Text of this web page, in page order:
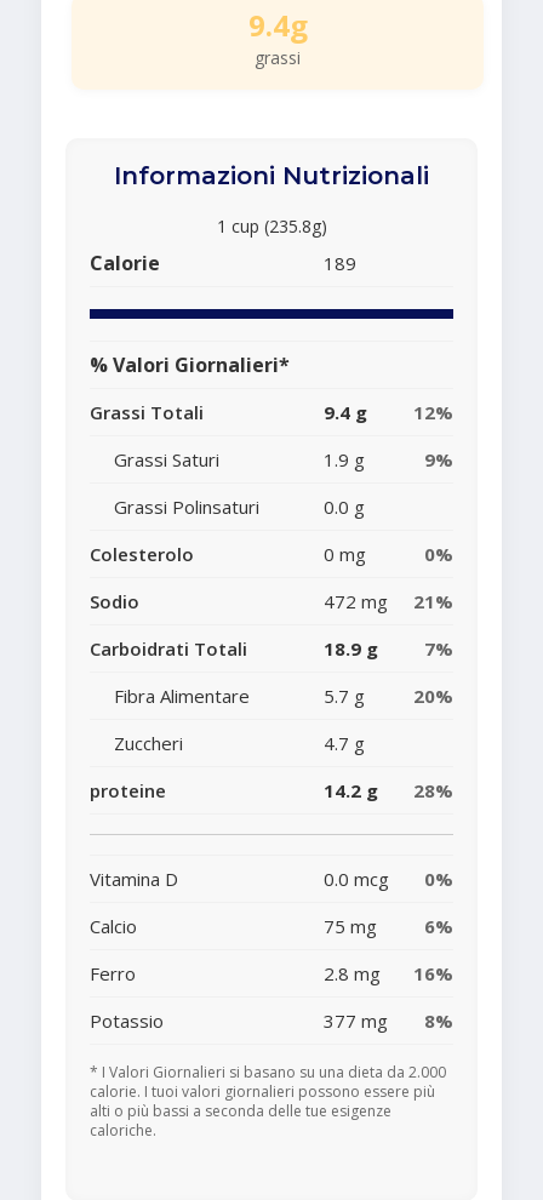
9.4g
grassi
Informazioni Nutrizionali
1 cup (235.8g)
Calorie 189
% Valori Giornalieri*
Grassi Totali 9.4 g
12%
Grassi Saturi
1.9 g
9%
Grassi Polinsaturi
0.0 g
Colesterolo
0 mg
0%
Sodio
472 mg
21%
Carboidrati Totali
18.9 g
7%
Fibra Alimentare
5.7 g
20%
Zuccheri
4.7 g
proteine
14.2 g 28%
Vitamina D 0.0 mcg
0%
Calcio
75 mg
6%
Ferro
2.8 mg
16%
Potassio
377 mg 8%
* I Valori Giornalieri si basano su una dieta da 2.000
calorie. I tuoi valori giornalieri possono essere più
alti o più bassi a seconda delle tue esigenze
caloriche.